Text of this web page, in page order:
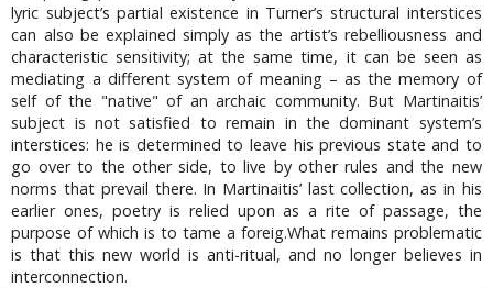
lyric subject’s partial existence in Turner’s structural interstices
can also be explained simply as the artist’s rebelliousness and
characteristic sensitivity; at the same time, it can be seen as
mediating a different system of meaning – as the memory of
self of the "native" of an archaic community. But Martinaitis’
subject is not satisfied to remain in the dominant system’s
interstices: he is determined to leave his previous state and to
go over to the other side, to live by other rules and the new
norms that prevail there. In Martinaitis’ last collection, as in his
earlier ones, poetry is relied upon as a rite of passage, the
purpose of which is to tame a foreig.What remains problematic
is that this new world is anti-ritual, and no longer believes in
interconnection.